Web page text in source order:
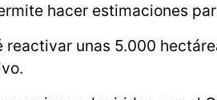
hacer estimaciones
reactivar unas 5.000